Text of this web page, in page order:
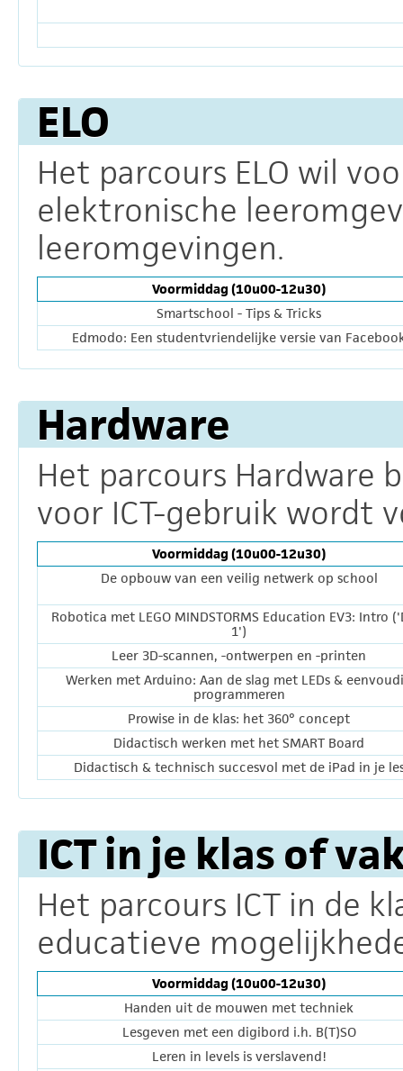
ELO
Het parcours ELO wil
elektronische
leeromgevingen.
Voormiddag (10u00-12u30)
Smartschool - Tips & Tricks
Edmodo: Een studentvriendelijke versie van
Hardware
Het parcours Hardware
voor ICT-gebruik wordt
Voormiddag (10u00-12u30)
De opbouw van een veilig netwerk op school
Robotica met LEGO MINDSTORMS Education EV3: Intro
1')
Leer 3D-scannen, -ontwerpen en -printen
Werken met Arduino: Aan de slag met LEDs &
programmeren
Prowise in de klas: het 360° concept
Didactisch werken met het SMART Board
Didactisch & technisch succesvol met de iPad in je
ICT in je klas of
Het parcours ICT in de
educatieve
Voormiddag (10u00-12u30)
Handen uit de mouwen met techniek
Lesgeven met een digibord i.h. B(T)SO
Leren in levels is verslavend!